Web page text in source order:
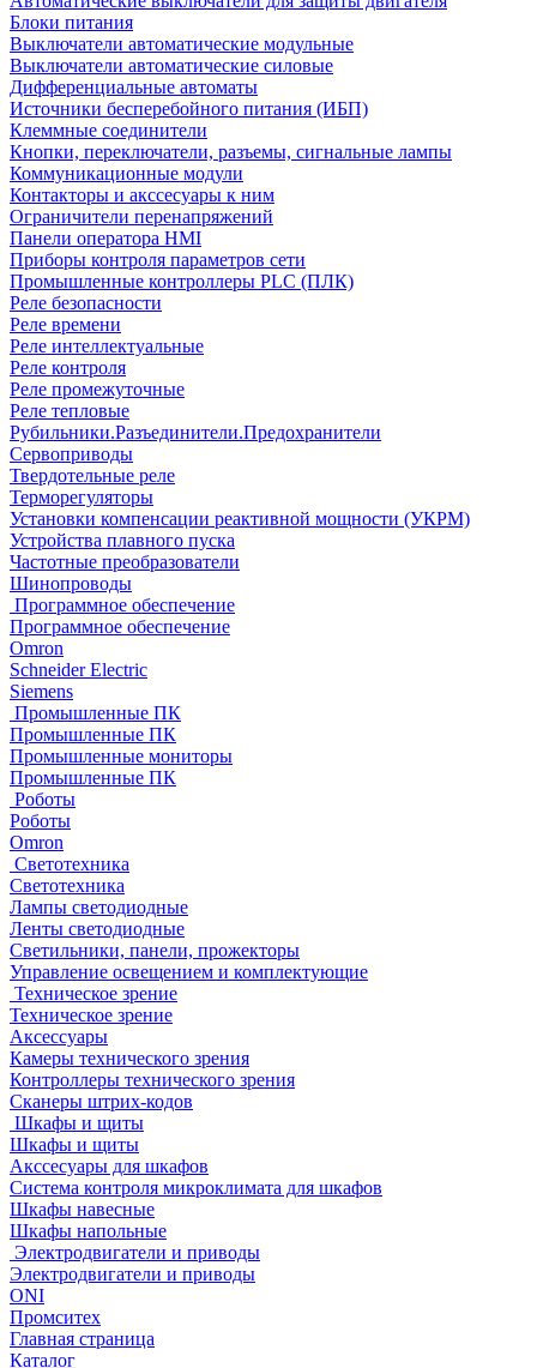
Блоки питания
Выключатели автоматические модульные
Выключатели автоматические силовые
Дифференциальные автоматы
Источники бесперебойного питания (ИБП)
Клеммные соединители
Кнопки, переключатели, разъемы, сигнальные лампы
Коммуникационные модули
Контакторы и акссесуары к ним
Ограничители перенапряжений
Панели оператора HMI
Приборы контроля параметров сети
Промышленные контроллеры PLC (ПЛК)
Реле безопасности
Реле времени
Реле интеллектуальные
Реле контроля
Реле промежуточные
Реле тепловые
Рубильники.Разъединители.Предохранители
Сервоприводы
Твердотельные реле
Терморегуляторы
Установки компенсации реактивной мощности (УКРМ)
Устройства плавного пуска
Частотные преобразователи
Шинопроводы
Программное обеспечение
Программное обеспечение
Omron
Schneider Electric
Siemens
Промышленные ПК
Промышленные ПК
Промышленные мониторы
Промышленные ПК
Роботы
Роботы
Omron
Светотехника
Светотехника
Лампы светодиодные
Ленты светодиодные
Светильники, панели, прожекторы
Управление освещением и комплектующие
Техническое зрение
Техническое зрение
Аксессуары
Камеры технического зрения
Контроллеры технического зрения
Сканеры штрих-кодов
Шкафы и щиты
Шкафы и щиты
Акссесуары для шкафов
Система контроля микроклимата для шкафов
Шкафы навесные
Шкафы напольные
Электродвигатели и приводы
Электродвигатели и приводы
ONI
Промситех
Главная страница
Каталог